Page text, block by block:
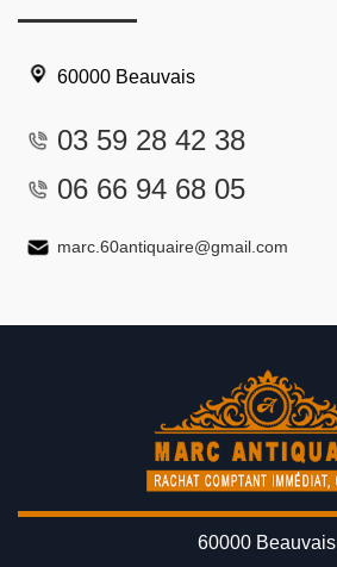
60000 Beauvais
03 59 28 42 38
06 66 94 68 05
marc.60antiquaire@gmail.com
60000 Beauvais